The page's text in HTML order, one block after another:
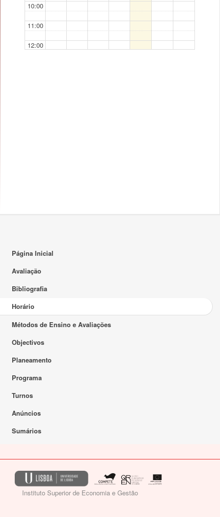
10:00
11:00
12:00
Página Inicial
Avaliação
Bibliografia
Horário
Métodos de Ensino e Avaliações
Objectivos
Planeamento
Programa
Turnos
Anúncios
Sumários
Instituto Superior de Economia e Gestão